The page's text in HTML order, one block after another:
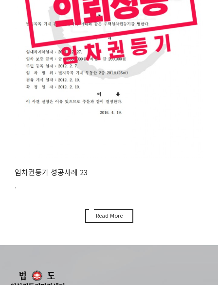
임차권등기 성공사례 23
.
Read More